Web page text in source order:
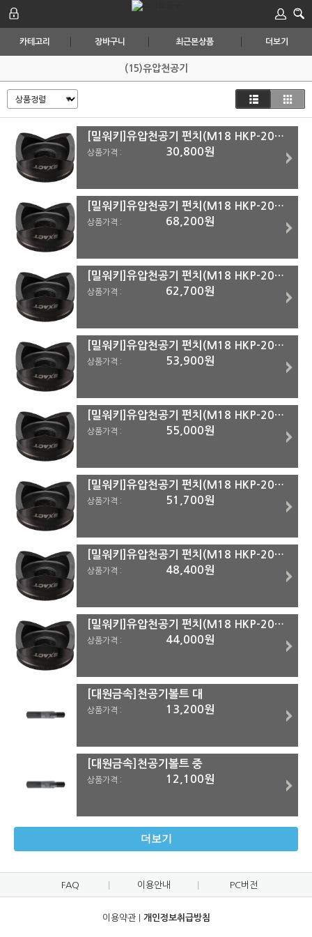
카테고리 장바구니 최근본상품 더보기
(15)유압천공기
[밀워키]유압천공기 펀치(M18 HKP-202C용) 49-16-2673외 49-16-2663(3/4인치)
상품가격 : 30,800원
[밀워키]유압천공기 펀치(M18 HKP-202C용) 49-16-2673외 49-16-2679(4인치)
상품가격 : 68,200원
[밀워키]유압천공기 펀치(M18 HKP-202C용) 49-16-2673외 49-16-2677(3-1/2인치)
상품가격 : 62,700원
[밀워키]유압천공기 펀치(M18 HKP-202C용) 49-16-2673외 49-16-2673(2-1/2인치)
상품가격 : 53,900원
[밀워키]유압천공기 펀치(M18 HKP-202C용) 49-16-2673외 49-16-2671(2인치)
상품가격 : 55,000원
[밀워키]유압천공기 펀치(M18 HKP-202C용) 49-16-2673외 49-16-2669(1-1/2인치)
상품가격 : 51,700원
[밀워키]유압천공기 펀치(M18 HKP-202C용) 49-16-2673외 49-16-2667(1-1/4인치)
상품가격 : 48,400원
[밀워키]유압천공기 펀치(M18 HKP-202C용) 49-16-2673외 49-16-2665(1인치)
상품가격 : 44,000원
[대원금속]천공기볼트 대
상품가격 : 13,200원
[대원금속]천공기볼트 중
상품가격 : 12,100원
더보기
FAQ 이용안내 PC버전
이용약관| 개인정보취급방침